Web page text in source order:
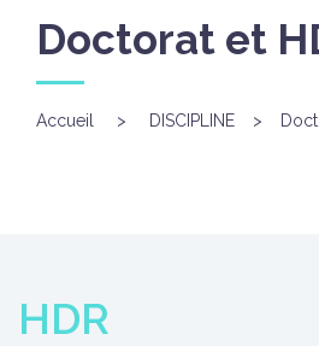
Doctorat et
Accueil > DISCIPLINE >
HDR